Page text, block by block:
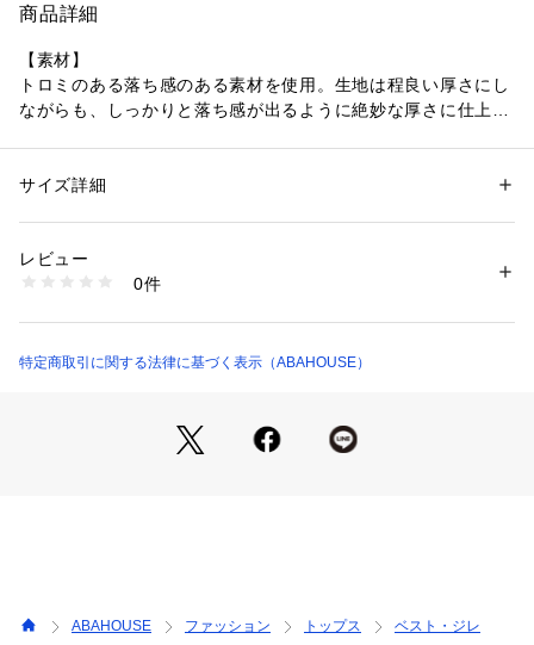
商品詳細
【素材】
トロミのある落ち感のある素材を使用。生地は程良い厚さにし
ながらも、しっかりと落ち感が出るように絶妙な厚さに仕上げ
るリラックスシルエットで、肩位置も若干下げることにより着
やすさもアップしています。??
スキニーパンツやワイドパンツ、ショーツと合わせのレイヤー
同素材シャツ(71449711001)、同素材Tシャツ(71449711002)
性別：メンズ
素材：本体ポリエステル96% ポリウレタン4% 別布ポリエステル95% ポ
生産国：中国
1096700001674
サイズ詳細
レビュー
0件
特定商取引に関する法律に基づく表示（ABAHOUSE）
ABAHOUSE ファッション トップス
ベスト・ジレ